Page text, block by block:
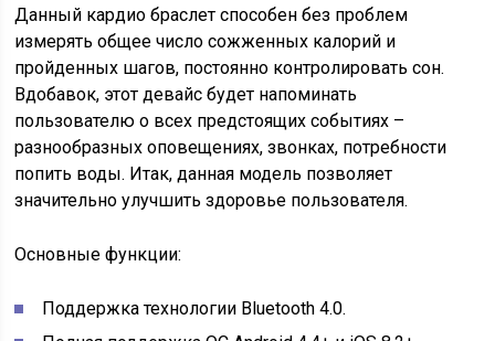
Данный кардио браслет способен без проблем
измерять общее число сожженных калорий и
пройденных шагов, постоянно контролировать сон.
Вдобавок, этот девайс будет напоминать
пользователю о всех предстоящих событиях –
разнообразных оповещениях, звонках, потребности
попить воды. Итак, данная модель позволяет
значительно улучшить здоровье пользователя.
Основные функции:
Поддержка технологии Bluetooth 4.0.